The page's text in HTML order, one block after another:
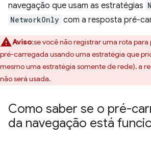
navegação que usam as estratégias
NetworkOnly com a resposta pré-
Aviso:se você não registrar uma rota para
pré-carregada usando uma estratégia que
mesmo uma estratégia somente de rede), a
não será usada.
Como saber se o pré-
da navegação está